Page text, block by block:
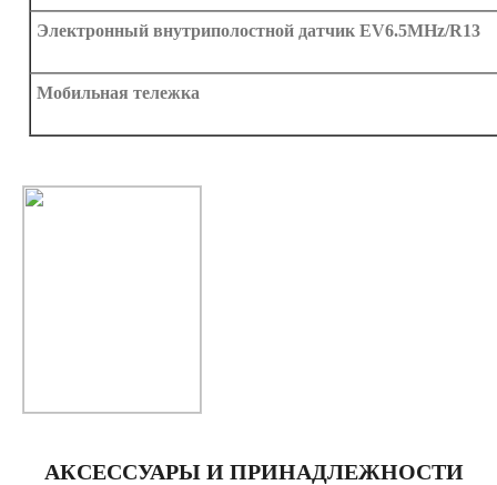
Электронный внутриполостной датчик EV6.5MHz/R13
Мобильная тележка
АКСЕССУАРЫ И ПРИНАДЛЕЖНОСТИ